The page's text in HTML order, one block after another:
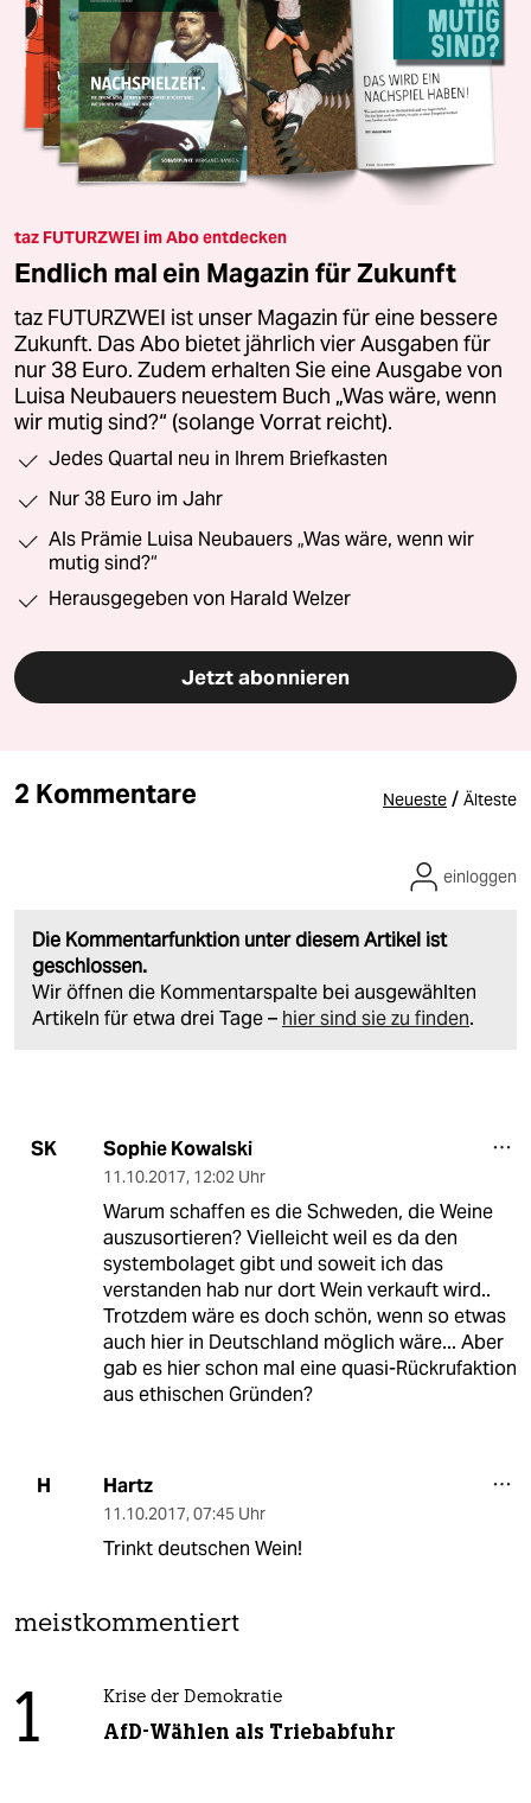
taz FUTURZWEI im Abo entdecken
Endlich mal ein Magazin für Zukunft
taz FUTURZWEI ist unser Magazin für eine bessere
Zukunft. Das Abo bietet jährlich vier Ausgaben für
nur 38 Euro. Zudem erhalten Sie eine Ausgabe von
Luisa Neubauers neuestem Buch „Was wäre, wenn
wir mutig sind?“ (solange Vorrat reicht).
Jedes Quartal neu in Ihrem Briefkasten
Nur 38 Euro im Jahr
Als Prämie Luisa Neubauers „Was wäre, wenn wir
mutig sind?“
Herausgegeben von Harald Welzer
Jetzt abonnieren
2 Kommentare Neueste / Älteste
Die Kommentarfunktion unter diesem Artikel ist
geschlossen.
Wir öffnen die Kommentarspalte bei ausgewählten
Artikeln für etwa drei Tage – hier sind sie zu finden.
einloggen
SK Sophie Kowalski
11.10.2017, 12:02 Uhr
Warum schaffen es die Schweden, die Weine
auszusortieren? Vielleicht weil es da den
systembolaget gibt und soweit ich das
verstanden hab nur dort Wein verkauft wird..
Trotzdem wäre es doch schön, wenn so etwas
auch hier in Deutschland möglich wäre... Aber
gab es hier schon mal eine quasi-Rückrufaktion
aus ethischen Gründen?
H Hartz
11.10.2017, 07:45 Uhr
Trinkt deutschen Wein!
meistkommentiert
1 Krise der Demokratie
AfD-Wählen als Triebabfuhr